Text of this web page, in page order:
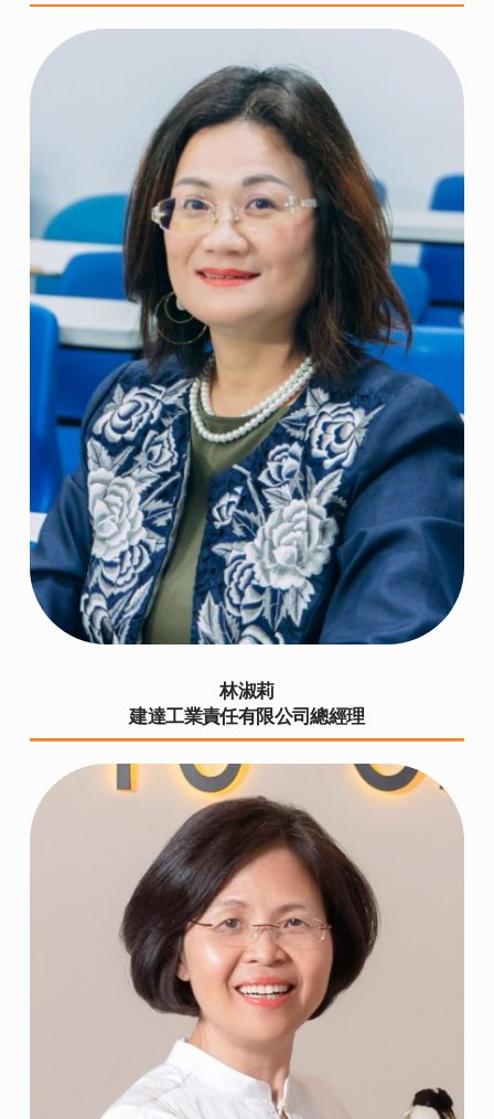
林淑莉
建達工業責任有限公司總經理